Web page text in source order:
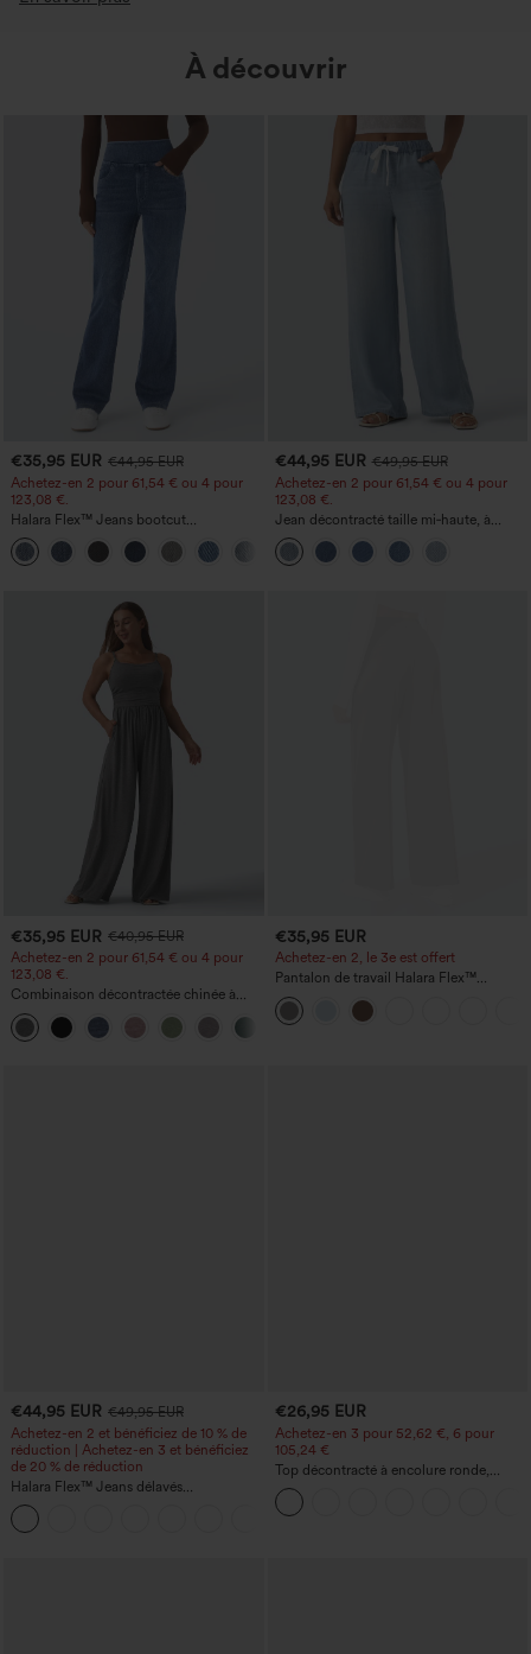
À découvrir
€35,95 EUR €44,95 EUR
Achetez-en 2 pour 61,54 € ou 4 pour
123,08 €.
Halara Flex™ Jeans bootcut
décontractés taille haute, effet délavé,
avec poches
+5
€44,95 EUR €49,95 EUR
Achetez-en 2 pour 61,54 € ou 4 pour
123,08 €.
Jean décontracté taille mi‑haute, à
cordon de serrage, avec poches
€35,95 EUR €40,95 EUR
Achetez-en 2 pour 61,54 € ou 4 pour
123,08 €.
Combinaison décontractée chinée à
bretelles réglables, fronces et jambes
larges, avec poches — facile comme
tout
+10
€35,95 EUR
Achetez-en 2, le 3e est offert
Pantalon de travail Halara Flex™
DayStretch à taille haute, avec poches et
coupe droite
€44,95 EUR €49,95 EUR
Achetez-en 2 et bénéficiez de 10 % de
réduction | Achetez-en 3 et bénéficiez
de 20 % de réduction
Halara Flex™ Jeans délavés
décontractés, coupe baggy à jambe
large, taille basse asymétrique, poches
zippées
€26,95 EUR
Achetez-en 3 pour 52,62 €, 6 pour
105,24 €
Top décontracté à encolure ronde,
manches chauve-souris et coupe ample